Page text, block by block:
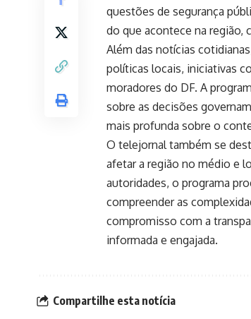
questões de segurança
do que acontece na região,
Além das notícias
políticas locais, iniciativas
moradores do DF. A
sobre as decisões
mais profunda sobre o
O telejornal também se
afetar a região no médio e
autoridades, o programa
compreender as
compromisso com a
informada e engajada.
Compartilhe esta notícia